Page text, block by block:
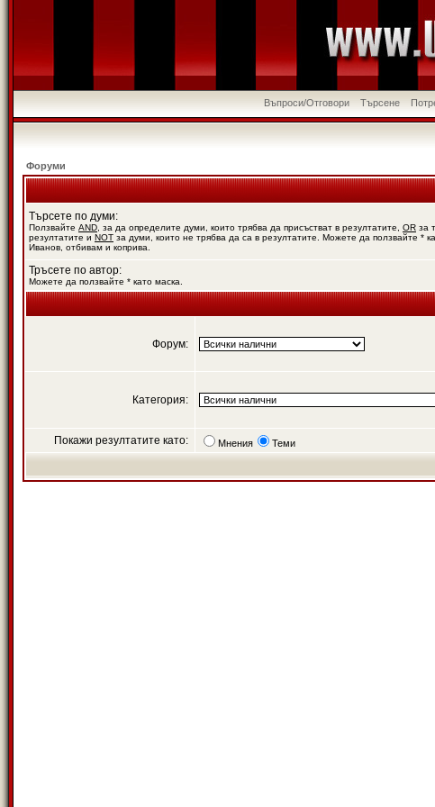
Въпроси/Отговори Търсене
Форуми
Търсете по думи:
Ползвайте AND , за да определите думи, които трябва да присъстват в резултатите, OR за
резултатите и NOT за думи, които не трябва да са в резултатите. Можете да ползвайте *
Иванов, отбивам и коприва.
Тръсете по автор:
Можете да ползвайте * като маска.
Форум:
Категория:
Покажи резултатите като: Мнения Теми